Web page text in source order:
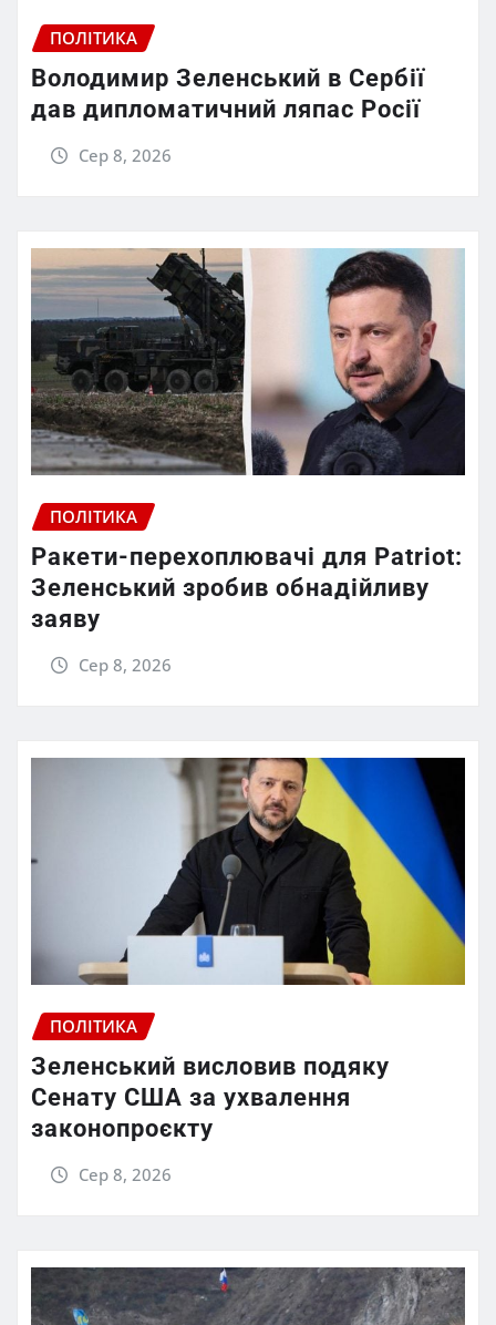
ПОЛІТИКА
Володимир Зеленський в Сербії
дав дипломатичний ляпас Росії
Сер 8, 2026
ПОЛІТИКА
Ракети-перехоплювачі для Patriot:
Зеленський зробив обнадійливу
заяву
Сер 8, 2026
ПОЛІТИКА
Зеленський висловив подяку
Сенату США за ухвалення
законопроєкту
Сер 8, 2026